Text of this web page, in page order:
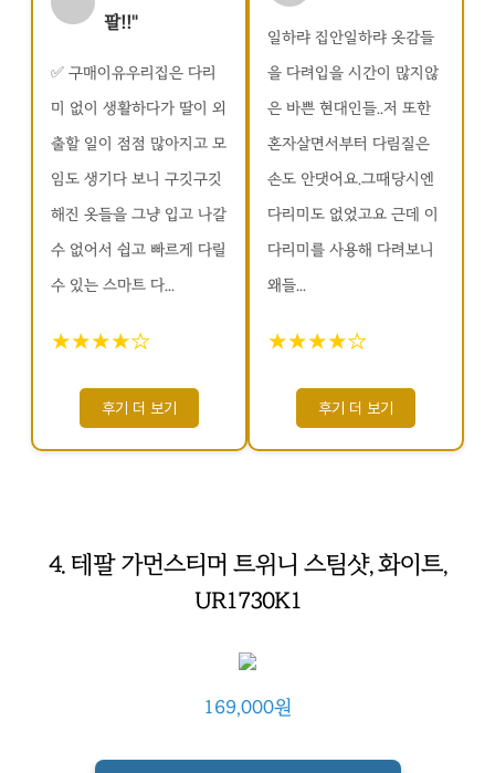
팔!!"
✅️ 구매이유우리집은 다리
미 없이 생활하다가 딸이 외
출할 일이 점점 많아지고 모
임도 생기다 보니 구깃구깃
해진 옷들을 그냥 입고 나갈
수 없어서 쉽고 빠르게 다릴
수 있는 스마트 다...
★★★★☆
후기 더 보기
일하랴 집안일하랴 옷감들
을 다려입을 시간이 많지않
은 바쁜 현대인들..저 또한
혼자살면서부터 다림질은
손도 안댓어요.그때당시엔
다리미도 없었고요 근데 이
다리미를 사용해 다려보니
왜들...
★★★★☆
후기 더 보기
4. 테팔 가먼스티머 트위니 스팀샷, 화이트,
UR1730K1
169,000원